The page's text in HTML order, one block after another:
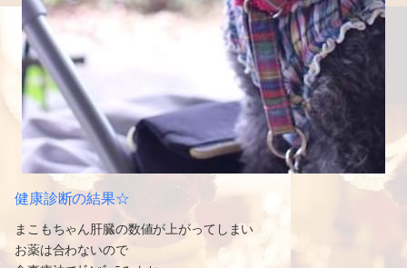
健康診断の結果☆
まこもちゃん肝臓の数値が上がってしまい
お薬は合わないので